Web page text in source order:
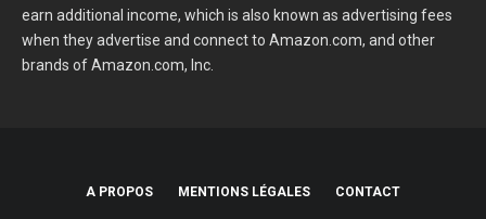
earn additional income, which is also known as advertising fees
when they advertise and connect to Amazon.com, and other
brands of Amazon.com, Inc.
A PROPOS MENTIONS LÉGALES CONTACT